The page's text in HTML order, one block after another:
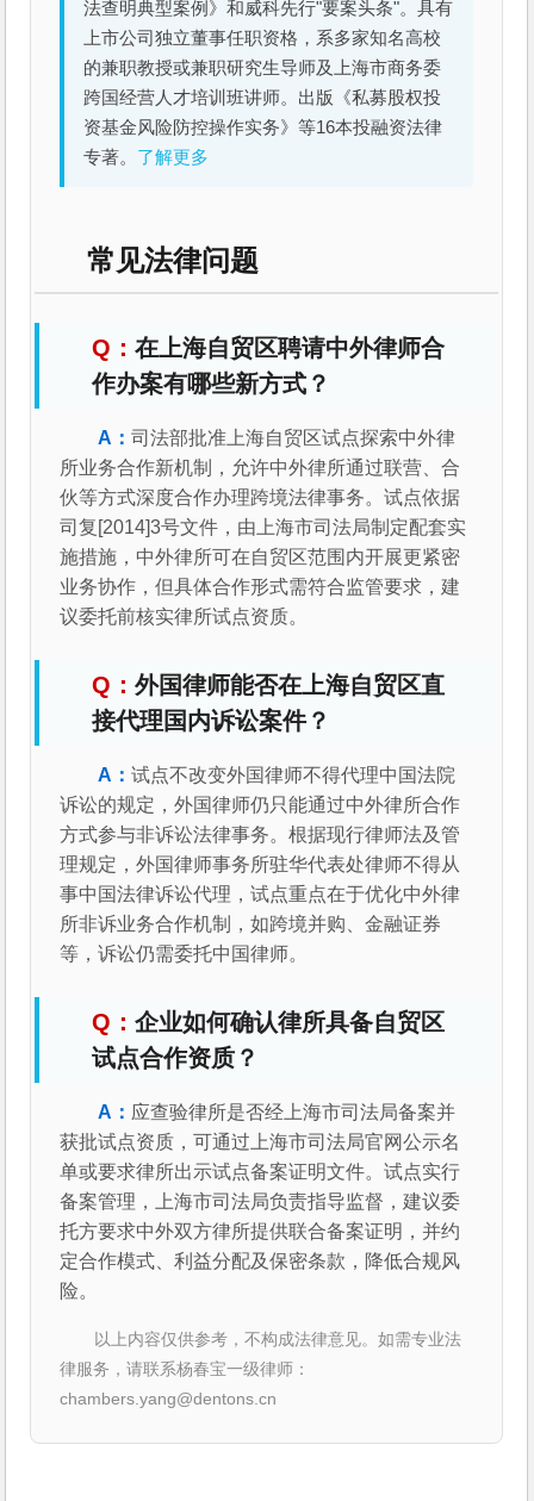
法查明典型案例》和威科先行"要案头条"。具有
上市公司独立董事任职资格，系多家知名高校
的兼职教授或兼职研究生导师及上海市商务委
跨国经营人才培训班讲师。出版《私募股权投
资基金风险防控操作实务》等16本投融资法律
专著。 了解更多
常见法律问题
在上海自贸区聘请中外律师合
作办案有哪些新方式？
司法部批准上海自贸区试点探索中外律
所业务合作新机制，允许中外律所通过联营、合
伙等方式深度合作办理跨境法律事务。试点依据
司复[2014]3号文件，由上海市司法局制定配套实
施措施，中外律所可在自贸区范围内开展更紧密
业务协作，但具体合作形式需符合监管要求，建
议委托前核实律所试点资质。
外国律师能否在上海自贸区直
接代理国内诉讼案件？
试点不改变外国律师不得代理中国法院
诉讼的规定，外国律师仍只能通过中外律所合作
方式参与非诉讼法律事务。根据现行律师法及管
理规定，外国律师事务所驻华代表处律师不得从
事中国法律诉讼代理，试点重点在于优化中外律
所非诉业务合作机制，如跨境并购、金融证券
等，诉讼仍需委托中国律师。
企业如何确认律所具备自贸区
试点合作资质？
应查验律所是否经上海市司法局备案并
获批试点资质，可通过上海市司法局官网公示名
单或要求律所出示试点备案证明文件。试点实行
备案管理，上海市司法局负责指导监督，建议委
托方要求中外双方律所提供联合备案证明，并约
定合作模式、利益分配及保密条款，降低合规风
险。
以上内容仅供参考，不构成法律意见。如需专业法
律服务，请联系杨春宝一级律师：
chambers.yang@dentons.cn